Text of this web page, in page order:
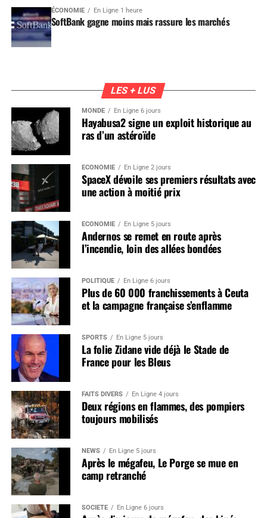
ÉCONOMIE En Ligne 1 heure
SoftBank gagne moins mais rassure les marchés
LES + LUS
MONDE En Ligne 6 jours
Hayabusa2 signe un exploit historique au
ras d’un astéroïde
ÉCONOMIE En Ligne 2 jours
SpaceX dévoile ses premiers résultats avec
une action à moitié prix
ÉCONOMIE En Ligne 5 jours
Andernos se remet en route après
l’incendie, loin des allées bondées
POLITIQUE En Ligne 6 jours
Plus de 60 000 franchissements à Ceuta
et la campagne française s’enflamme
SPORTS En Ligne 5 jours
La folie Zidane vide déjà le Stade de
France pour les Bleus
FAITS DIVERS En Ligne 4 jours
Deux régions en flammes, des pompiers
toujours mobilisés
NEWS En Ligne 5 jours
Après le mégafeu, Le Porge se mue en
camp retranché
SOCIÉTÉ En Ligne 6 jours